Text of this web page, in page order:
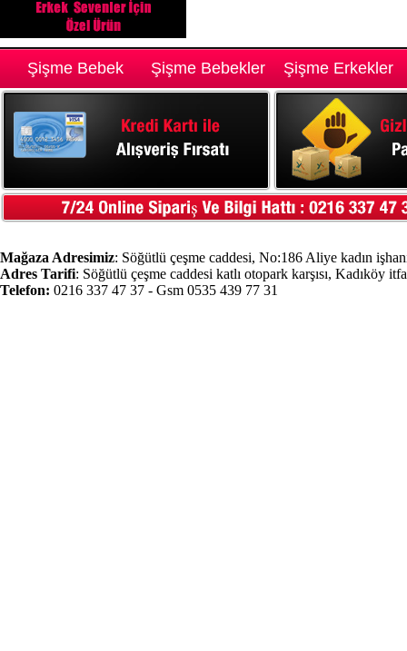
Şişme Bebek Şişme Bebekler Şişme Erkekler
Mağaza Adresimiz: Söğütlü çeşme caddesi, No:186 Aliye kadın
Adres Tarifi: Söğütlü çeşme caddesi katlı otopark karşısı, Kadıköy
Telefon: 0216 337 47 37 - Gsm 0535 439 77 31